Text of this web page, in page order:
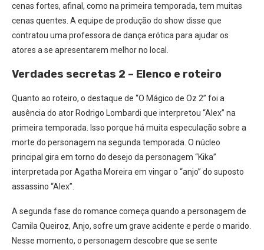
cenas fortes, afinal, como na primeira temporada, tem muitas
cenas quentes. A equipe de produção do show disse que
contratou uma professora de dança erótica para ajudar os
atores a se apresentarem melhor no local.
Verdades secretas 2 – Elenco e roteiro
Quanto ao roteiro, o destaque de “O Mágico de Oz 2” foi a
ausência do ator Rodrigo Lombardi que interpretou “Alex” na
primeira temporada. Isso porque há muita especulação sobre a
morte do personagem na segunda temporada. O núcleo
principal gira em torno do desejo da personagem “Kika”
interpretada por Agatha Moreira em vingar o “anjo” do suposto
assassino “Alex”.
A segunda fase do romance começa quando a personagem de
Camila Queiroz, Anjo, sofre um grave acidente e perde o marido.
Nesse momento, o personagem descobre que se sente